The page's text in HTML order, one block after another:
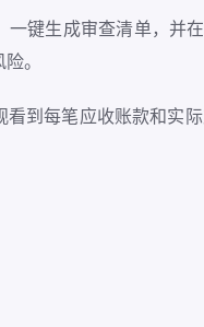
键生成审查清单，并
。
到每笔应收账款和实